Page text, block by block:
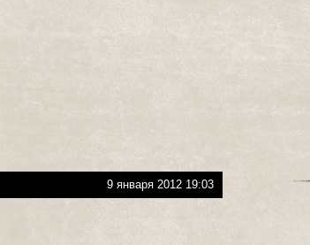
9 января 2012 19:03